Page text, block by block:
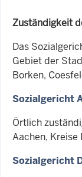
Zuständigkeit
Das
Gebiet der
Borken,
Sozialgericht
Örtlich
Aachen, Kreise
Sozialgericht